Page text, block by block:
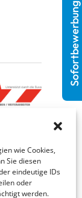
wie Cookies,
Sie diesen
eindeutige IDs
oder
werden.
Sofortbewerbung